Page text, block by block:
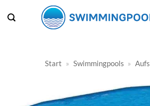
Inhalt
Start » Swimmingpools »